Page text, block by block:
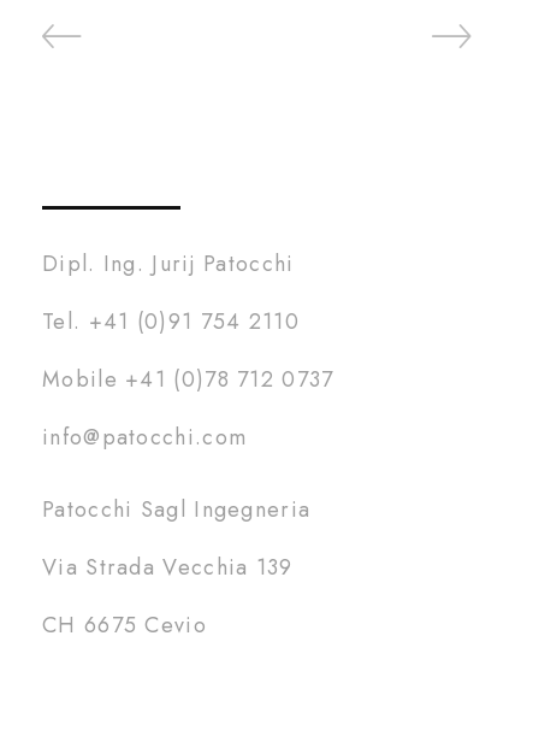
Dipl. Ing. Jurij Patocchi
Tel. +41 (0)91 754 2110
Mobile +41 (0)78 712 0737
info@patocchi.com
Patocchi Sagl Ingegneria
Via Strada Vecchia 139
CH 6675 Cevio